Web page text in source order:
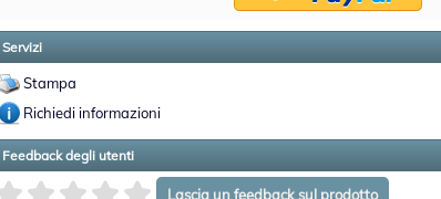
Servizi
Stampa
Richiedi informazioni
Feedback degli utenti